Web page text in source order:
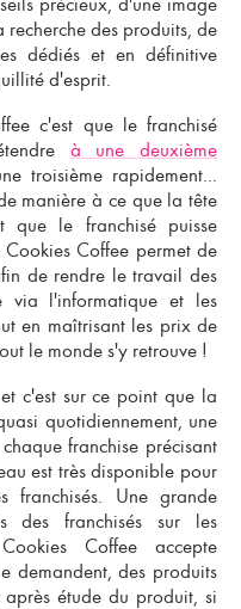
des produits, de
dédiés et en définitive
d'esprit.
c'est que le franchisé
à une deuxième
troisième rapidement...
manière à ce que la tête
que le franchisé puisse
Cookies Coffee permet de
de rendre le travail des
via l'informatique et les
en maîtrisant les prix de
le monde s'y retrouve !
c'est sur ce point que la
quotidiennement, une
franchise précisant
est très disponible pour
franchisés. Une grande
des franchisés sur les
Coffee accepte
demandent, des produits
étude du produit, si